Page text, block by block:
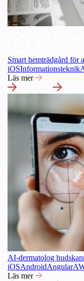
Smart hemträdgård för
iOSInformationsteknik
Läs mer
AI-dermatolog
iOSAndroidAngular
Läs mer